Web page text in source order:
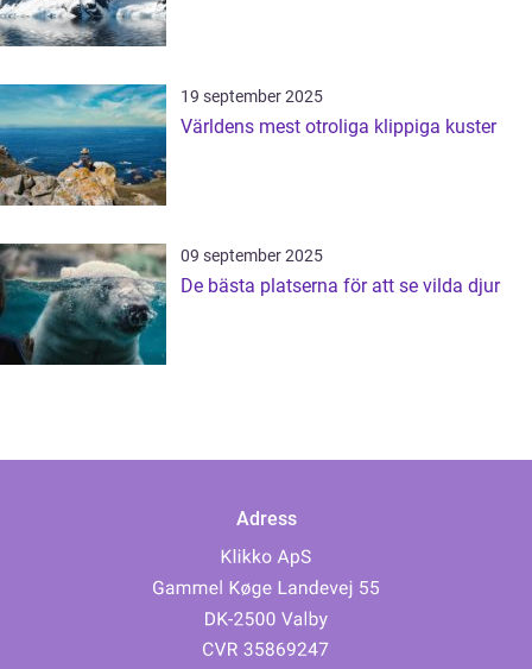
19 september 2025
Världens mest otroliga klippiga kuster
09 september 2025
De bästa platserna för att se vilda djur
Adress